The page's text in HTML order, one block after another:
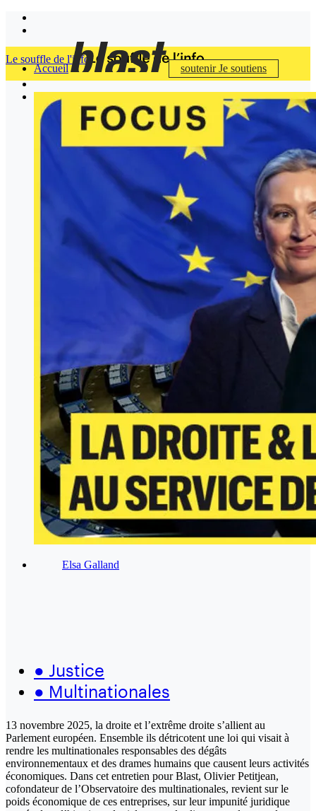
Accueil soutenirJe soutiens
Le souffle de l'info
Elsa Galland
● Justice
● Multinationales
13 novembre 2025, la droite et l’extrême droite s’allient au
Parlement européen. Ensemble ils détricotent une loi qui visait à
rendre les multinationales responsables des dégâts
environnementaux et des drames humains que causent leurs activités
économiques. Dans cet entretien pour Blast, Olivier Petitjean,
cofondateur de l’Observatoire des multinationales, revient sur le
poids économique de ces entreprises, sur leur impunité juridique